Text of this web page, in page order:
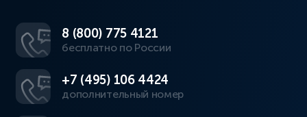
8 (800) 775 4121
бесплатно по России
+7 (495) 106 4424
дополнительный номер